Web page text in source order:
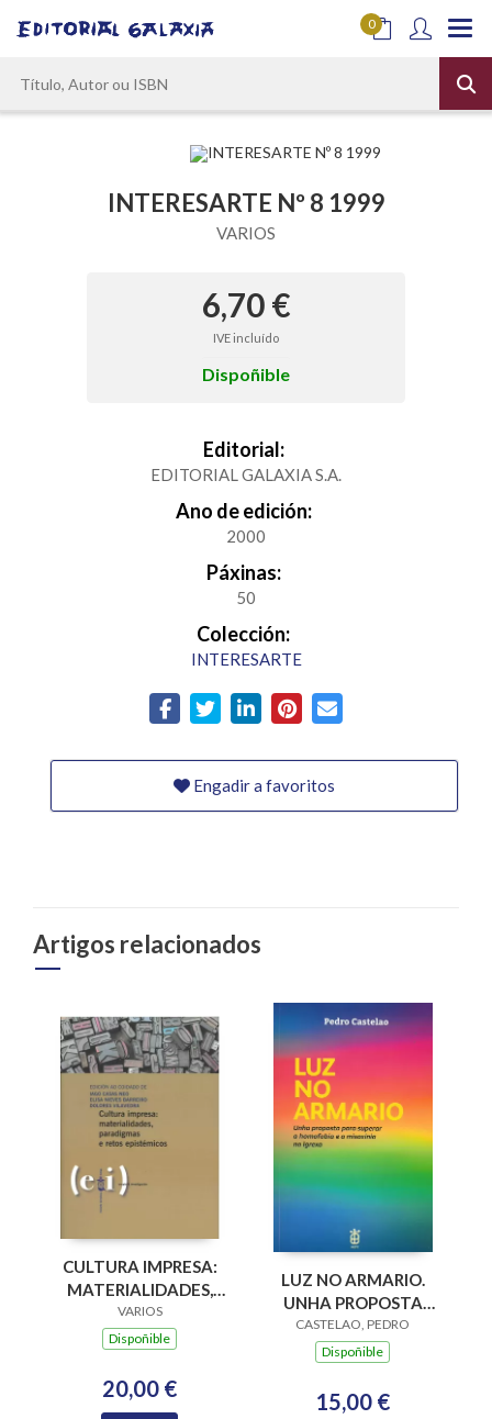
0
INTERESARTE Nº 8 1999
VARIOS
6,70 €
IVE incluído
Dispoñible
Editorial:
EDITORIAL GALAXIA S.A.
Ano de edición:
2000
Páxinas:
50
Colección:
INTERESARTE
Engadir a favoritos
Artigos relacionados
CULTURA IMPRESA:
MATERIALIDADES,
PARADIGMAS E
RETOS EPISTÉMICOS
VARIOS
Dispoñible
20,00 €
LUZ NO ARMARIO.
UNHA PROPOSTA
PARA SUPERAR A
HOMOFOBIA E A
IGREXA
CASTELAO, PEDRO
Dispoñible
15,00 €